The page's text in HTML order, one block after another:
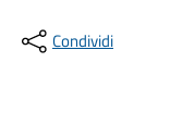
Condividi